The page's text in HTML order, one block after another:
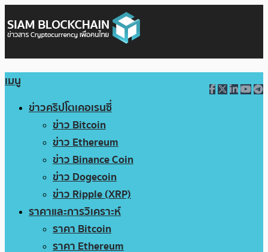
เมนู
ข่าวคริปโตเคอเรนซี่
ข่าว Bitcoin
ข่าว Ethereum
ข่าว Binance Coin
ข่าว Dogecoin
ข่าว Ripple (XRP)
ราคาและการวิเคราะห์
ราคา Bitcoin
ราคา Ethereum